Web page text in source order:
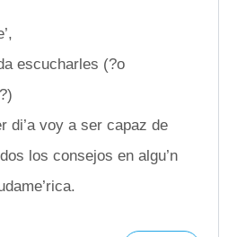
escucharles (?o
di’a voy a ser capaz de
los consejos en algu’n